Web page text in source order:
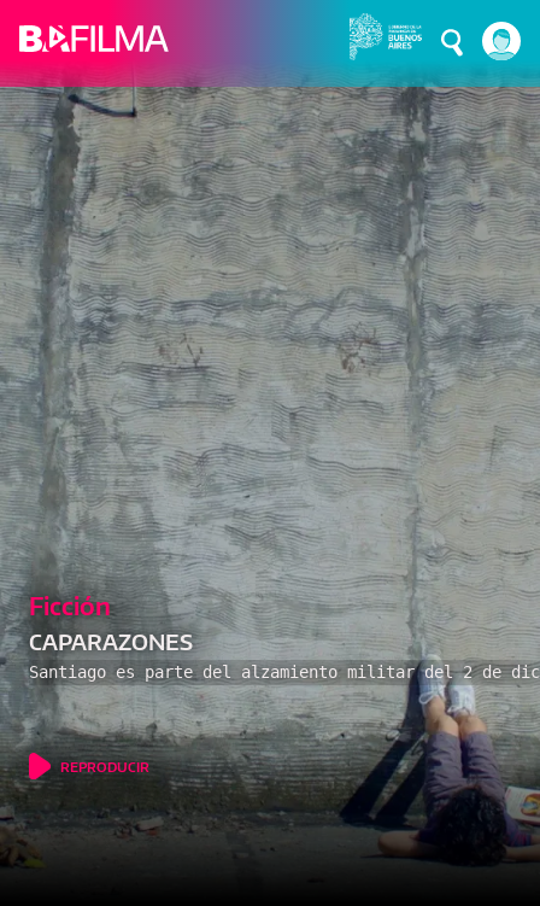
Pasar al contenido principal
de 1990. Tras varios enfrentamientos, los
Ficción
FRANCO-NURBANO
Franco (17) es un joven que vive en un Centro de Contención a la
espera de la audiencia para quedar en libertad. Intercambia libros
junto a su amiga Erika y trabaja con ella en un local de comida
rápida. Rubén, el dueño del comercio, una tarde lo acusa de haber
robado plata de la caja.
...
REPRODUCIR